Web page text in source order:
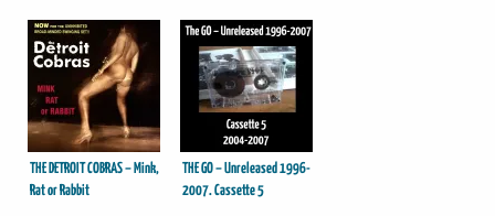
THE DETROIT COBRAS – Mink,
Rat or Rabbit
THE GO – Unreleased 1996-
2007. Cassette 5